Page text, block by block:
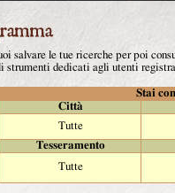
salvare le tue ricerche per poi
strumenti dedicati agli utenti
Stai
Città
Tutte
Tesseramento
Tutte